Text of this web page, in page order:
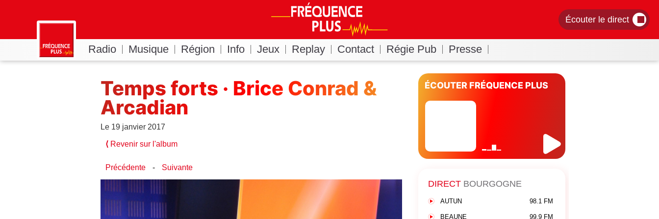
Écouter le direct
Radio Musique Région Info Jeux Replay Contact Régie Pub Presse
Temps forts · Brice Conrad &
Arcadian
Le 19 janvier 2017
⟨Revenir sur l'album
Précédente - Suivante
ÉCOUTER FRÉQUENCE PLUS
DIRECTBOURGOGNE
AUTUN 98.1 FM
BEAUNE 99.9 FM